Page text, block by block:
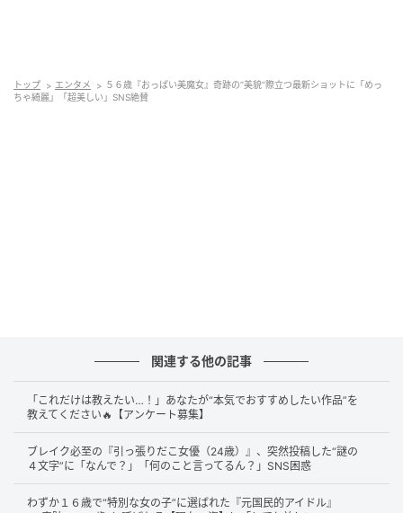
トップ エンタメ
５６歳『おっぱい美魔女』奇跡の“美貌”際立つ最新ショットに「めっ
ちゃ綺麗」「超美しい」SNS絶賛
関連する他の記事
「これだけは教えたい…！」あなたが“本気でおすすめしたい作品”を
教えてください🔥【アンケート募集】
ブレイク必至の『引っ張りだこ女優（24歳）』、突然投稿した“謎の
４文字”に「なんで？」「何のこと言ってるん？」SNS困惑
わずか１６歳で“特別な女の子”に選ばれた『元国民的アイドル』